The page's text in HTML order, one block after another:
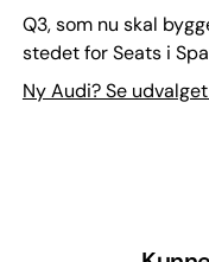
Q3, som nu skal
stedet for Seats i
Ny Audi? Se